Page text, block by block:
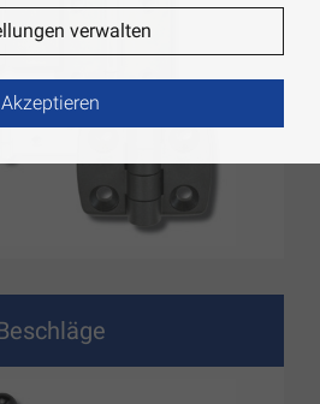
verwalten
Akzeptieren